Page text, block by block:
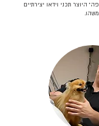
היוצר תכני וידאו יצירתיים